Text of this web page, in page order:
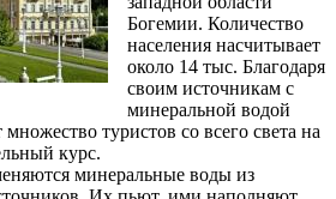
Богемии. Количество
населения насчитывает
около 14 тыс. Благодаря
своим источникам с
минеральной водой
туристов со всего света на
курс.
минеральные воды из